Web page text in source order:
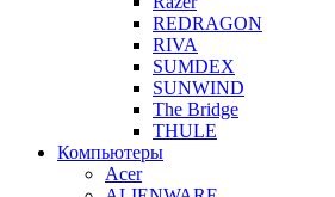
REDRAGON
RIVA
SUMDEX
SUNWIND
The Bridge
THULE
Компьютеры
Acer